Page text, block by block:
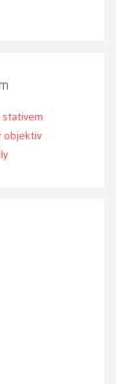
stativem
objektiv